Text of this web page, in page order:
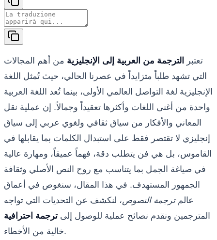
تعتبر الترجمة من العربية إلى الإنجليزية من أهم المجالات
التي تشهد طلباً متزايداً في عصرنا الحالي، حيث تُمثل اللغة
الإنجليزية لغة التواصل العالمي الأولى، بينما تُعد اللغة العربية
واحدة من أغنى اللغات وأكثرها تعقيداً وجمالاً. إن عملية نقل
المعاني والأفكار من سياق ثقافي ولغوي عربي إلى سياق
إنجليزي لا تقتصر فقط على استبدال الكلمات بما يقابلها في
القاموس، بل هي فن يتطلب دقة، فهماً عميقاً، ومهارة عالية
في صياغة الجمل بما يتناسب مع روح النص الأصلي وثقافة
الجمهور المستهدف. في هذا المقال، سنغوص في أعماق
عالمترجمة النصوص، لنكشف عن التحديات التي تواجه
المترجمين ونقدم نصائح عملية للوصول إلىترجمة احترافية
خالية من الأخطاء.